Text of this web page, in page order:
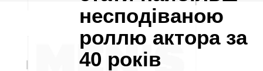
несподіваною
роллю актора за
40 років